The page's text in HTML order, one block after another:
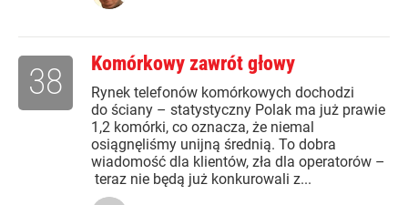
Komórkowy zawrót głowy
Rynek telefonów komórkowych dochodzi
do ściany – statystyczny Polak ma już prawie
1,2 komórki, co oznacza, że niemal
osiągnęliśmy unijną średnią. To dobra
wiadomość dla klientów, zła dla operatorów –
teraz nie będą już konkurowali z...
38